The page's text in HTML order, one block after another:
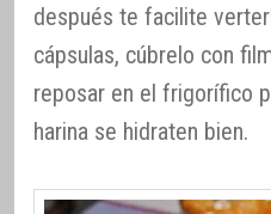
después te facilite
cápsulas, cúbrelo con
reposar en el frigorífico
harina se hidraten bien.